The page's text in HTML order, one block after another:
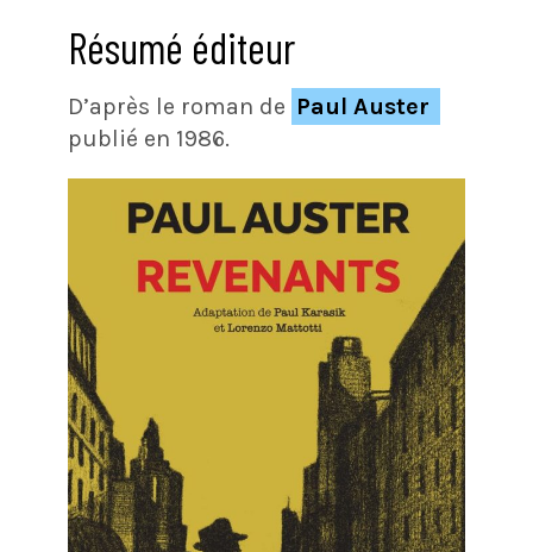
Résumé éditeur
D’après le roman de Paul Auster
publié en 1986.